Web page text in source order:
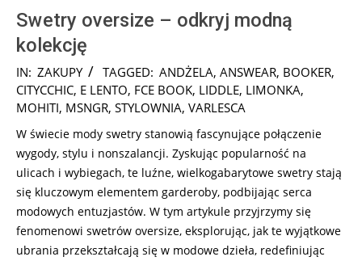
Swetry oversize – odkryj modną
kolekcję
2024-
12-
17
IN: ZAKUPY TAGGED: ANDŻELA, ANSWEAR, BOOKER,
CITYCCHIC, E LENTO, FCE BOOK, LIDDLE, LIMONKA,
MOHITI, MSNGR, STYLOWNIA, VARLESCA
W świecie mody swetry stanowią fascynujące połączenie
wygody, stylu i nonszalancji. Zyskując popularność na
ulicach i wybiegach, te luźne, wielkogabarytowe swetry stają
się kluczowym elementem garderoby, podbijając serca
modowych entuzjastów. W tym artykule przyjrzymy się
fenomenowi swetrów oversize, eksplorując, jak te wyjątkowe
ubrania przekształcają się w modowe dzieła, redefiniując